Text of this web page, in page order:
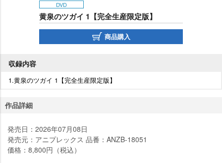
DVD
黄泉のツガイ 1【完全生産限定版】
商品購入
収録内容
1.黄泉のツガイ 1【完全生産限定版】
作品詳細
発売日：2026年07月08日
発売元：アニプレックス 品番：ANZB-18051
価格：8,800円（税込）